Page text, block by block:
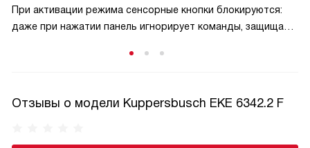
При активации режима сенсорные кнопки блокируются:
даже при нажатии панель игнорирует команды, защищая
в семьях с маленькими детьми и добавляет спокойствие
Отзывы о модели Kuppersbusch EKE 6342.2 F